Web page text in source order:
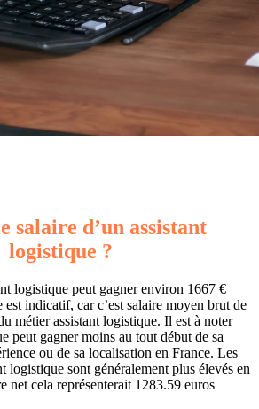
salaire d’un assistant
logistique ?
logistique peut gagner environ 1667 €
est indicatif, car c’est salaire moyen brut de
métier assistant logistique. Il est à noter
peut gagner moins au tout début de sa
ou de sa localisation en France. Les
logistique sont généralement plus élevés en
net cela représenterait 1283.59 euros